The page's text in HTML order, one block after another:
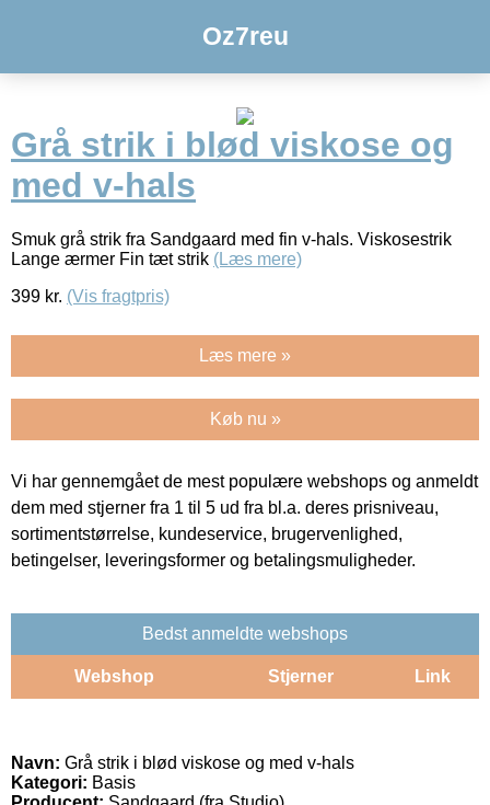
Oz7reu
Grå strik i blød viskose og
med v-hals
Smuk grå strik fra Sandgaard med fin v-hals. Viskosestrik
Lange ærmer Fin tæt strik (Læs mere)
399 kr. (Vis fragtpris)
Læs mere »
Køb nu »
Vi har gennemgået de mest populære webshops og anmeldt
dem med stjerner fra 1 til 5 ud fra bl.a. deres prisniveau,
sortimentstørrelse, kundeservice, brugervenlighed,
betingelser, leveringsformer og betalingsmuligheder.
Bedst anmeldte webshops
Webshop Stjerner Link
Navn: Grå strik i blød viskose og med v-hals
Kategori: Basis